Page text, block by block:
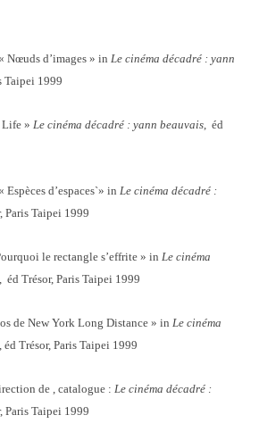
Nœuds d’images » in Le cinéma décadré : yann
Taipei 1999
» Le cinéma décadré : yann beauvais, éd
d’espaces`» in Le cinéma décadré :
Paris Taipei 1999
le rectangle s’effrite » in Le cinéma
, éd Trésor, Paris Taipei 1999
de New York Long Distance » in Le cinéma
, éd Trésor, Paris Taipei 1999
de , catalogue : Le cinéma décadré :
Paris Taipei 1999